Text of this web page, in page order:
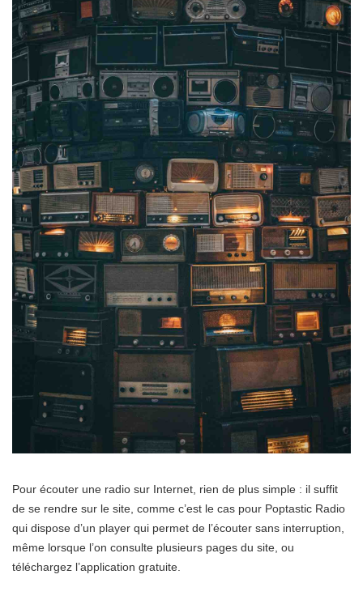
Pour écouter une radio sur Internet, rien de plus simple : il suffit
de se rendre sur le site, comme c’est le cas pour Poptastic Radio
qui dispose d’un player qui permet de l’écouter sans interruption,
même lorsque l’on consulte plusieurs pages du site, ou
téléchargez l’application gratuite.